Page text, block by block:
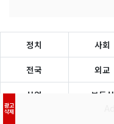
광고
삭제
정치 사회
전국 외교
산업 부동산